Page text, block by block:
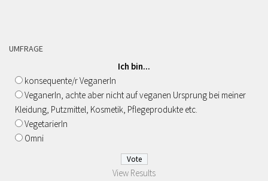
UMFRAGE
Ich bin...
konsequente/r VeganerIn
VeganerIn, achte aber nicht auf veganen Ursprung bei meiner
Kleidung, Putzmittel, Kosmetik, Pflegeprodukte etc.
VegetarierIn
Omni
View Results